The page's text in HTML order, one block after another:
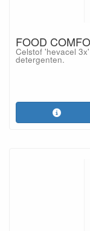
FOOD
Celstof 'hevacel
detergenten.